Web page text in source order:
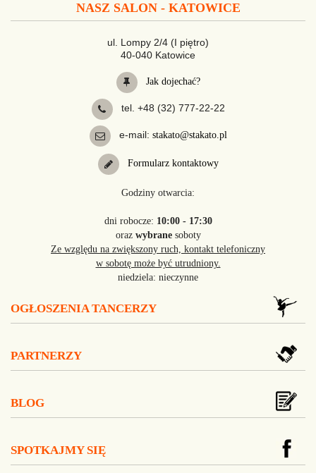
NASZ SALON - KATOWICE
ul. Lompy 2/4 (I piętro)
40-040 Katowice
Jak dojechać?
tel. +48 (32) 777-22-22
e-mail: stakato@stakato.pl
Formularz kontaktowy
Godziny otwarcia:
dni robocze: 10:00 - 17:30
oraz wybranesoboty
Ze względu na zwiększony ruch, kontakt telefoniczny
w sobotę może być utrudniony.
niedziela: nieczynne
OGŁOSZENIA TANCERZY
PARTNERZY
BLOG
SPOTKAJMY SIĘ